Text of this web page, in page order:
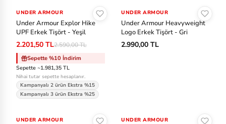
-%15
UNDER ARMOUR
Under Armour Explor Hike
UPF Erkek Tişört - Yeşil
2.201,50 TL2.590,00 TL
Sepette %10 İndirim
Sepette ~1.981,35 TL
Nihai tutar sepette hesaplanır.
Kampanyalı 2 ürün Ekstra %15
Kampanyalı 3 ürün Ekstra %25
UNDER ARMOUR
Under Armour Heavyweight
Logo Erkek Tişört - Gri
2.990,00 TL
-%30
UNDER ARMOUR -%37
UNDER ARMOUR